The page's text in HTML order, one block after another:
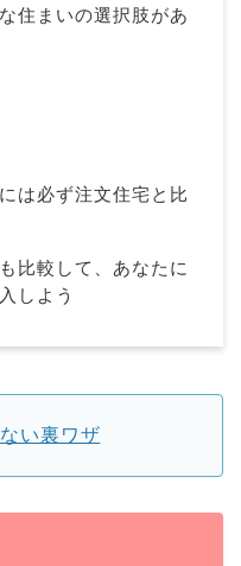
住まいの選択肢があ
は必ず注文住宅と比
比較して、あなたに
しよう
い裏ワザ